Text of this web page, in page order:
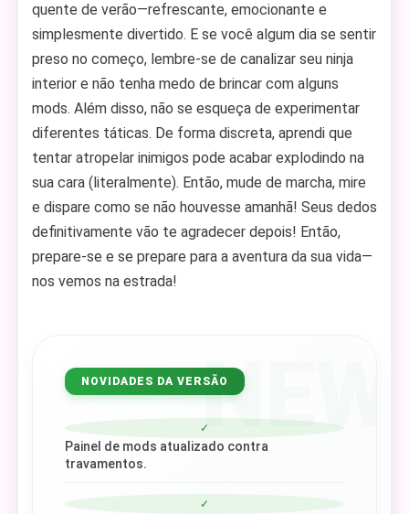
quente de verão—refrescante, emocionante e
simplesmente divertido. E se você algum dia se sentir
preso no começo, lembre-se de canalizar seu ninja
interior e não tenha medo de brincar com alguns
mods. Além disso, não se esqueça de experimentar
diferentes táticas. De forma discreta, aprendi que
tentar atropelar inimigos pode acabar explodindo na
sua cara (literalmente). Então, mude de marcha, mire
e dispare como se não houvesse amanhã! Seus dedos
definitivamente vão te agradecer depois! Então,
prepare-se e se prepare para a aventura da sua vida—
nos vemos na estrada!
NEW
NOVIDADES DA VERSÃO
✓
Painel de mods atualizado contra
travamentos.
✓